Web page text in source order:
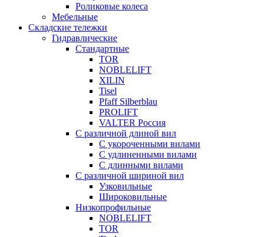
Роликовые колеса
Мебельные
Складские тележки
Гидравлические
Стандартные
TOR
NOBLELIFT
XILIN
Tisel
Pfaff Silberblau
PROLIFT
VALTER Россия
С различной длиной вил
С укороченными вилами
С удлиненными вилами
С длинными вилами
С различной шириной вил
Узковильные
Широковильные
Низкопрофильные
NOBLELIFT
TOR